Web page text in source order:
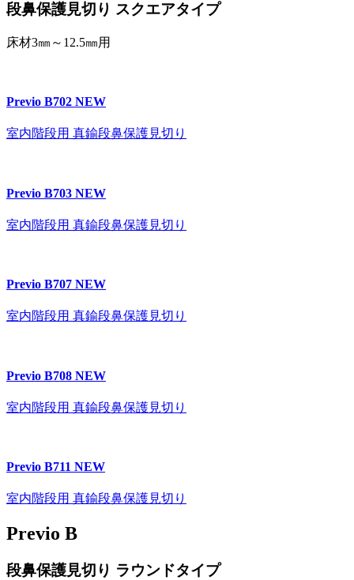
段鼻保護見切り スクエアタイプ
床材3㎜～12.5㎜用
Previo B702 NEW
室内階段用 真鍮段鼻保護見切り
Previo B703 NEW
室内階段用 真鍮段鼻保護見切り
Previo B707 NEW
室内階段用 真鍮段鼻保護見切り
Previo B708 NEW
室内階段用 真鍮段鼻保護見切り
Previo B711 NEW
室内階段用 真鍮段鼻保護見切り
Previo B
段鼻保護見切り ラウンドタイプ